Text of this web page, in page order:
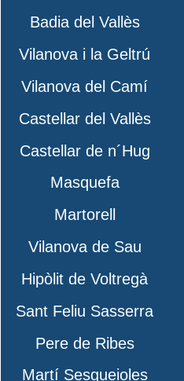
Badia del Vallès
Vilanova i la Geltrú
Vilanova del Camí
Castellar del Vallès
Castellar de n´Hug
Masquefa
Martorell
Vilanova de Sau
Hipòlit de Voltregà
Sant Feliu Sasserra
Pere de Ribes
Martí Sesgueioles